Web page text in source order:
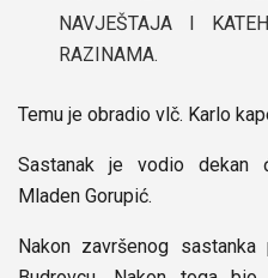
NAVJEŠTAJA I
RAZINAMA.
Temu je obradio vlč. Karlo
Sastanak je vodio dekan
Mladen Gorupić.
Nakon završenog